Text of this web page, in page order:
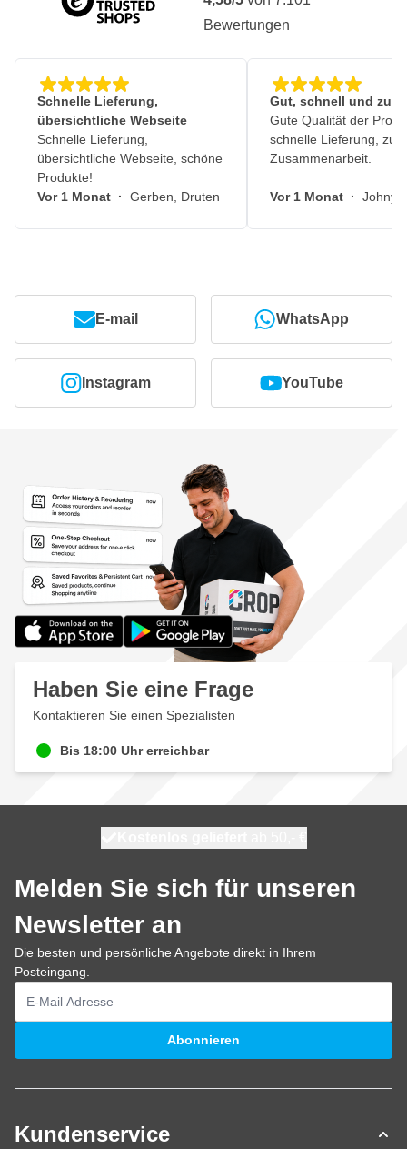
Bewertungen
Schnelle Lieferung,
übersichtliche Webseite
Schnelle Lieferung,
übersichtliche Webseite, schöne
Produkte!
Vor 1 Monat · Gerben, Druten
Gut, schnell und
Gute Qualität der
schnelle Lieferung,
Zusammenarbeit.
Vor 1 Monat · Johny,
E-mail WhatsApp
Instagram YouTube
Haben Sie eine Frage
Kontaktieren Sie einen Spezialisten
Bis 18:00 Uhr erreichbar
Melden Sie sich für unseren
Newsletter an
Die besten und persönliche Angebote direkt in Ihrem
Posteingang.
E-Mailadresse
Abonnieren
Kundenservice